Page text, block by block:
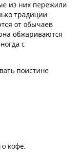
из них пережили
традиции
от обычаев
обжариваются
с
поистине
кофе.